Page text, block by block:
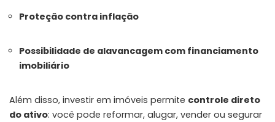
Proteção contra inflação
Possibilidade de alavancagem com financiamento
imobiliário
Além disso, investir em imóveis permite controle direto
do ativo: você pode reformar, alugar, vender ou segurar